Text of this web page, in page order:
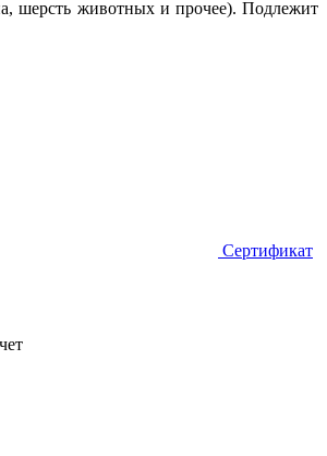
шерсть животных и прочее). Подлежит
Сертификат